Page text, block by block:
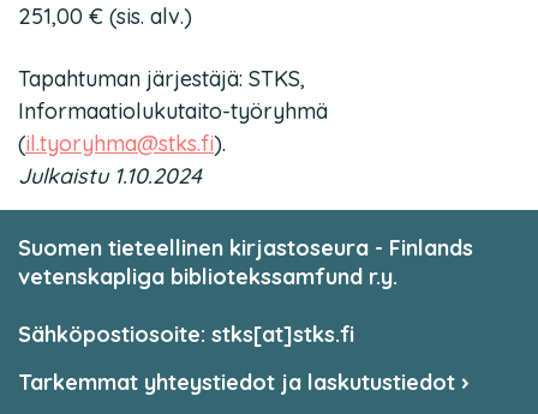
251,00 € (sis. alv.)
Tapahtuman järjestäjä: STKS,
Informaatiolukutaito-työryhmä
(il.tyoryhma@stks.fi).
Julkaistu 1.10.2024
Suomen tieteellinen kirjastoseura - Finlands
vetenskapliga bibliotekssamfund r.y.
Sähköpostiosoite: stks[at]stks.fi
Tarkemmat yhteystiedot ja laskutustiedot